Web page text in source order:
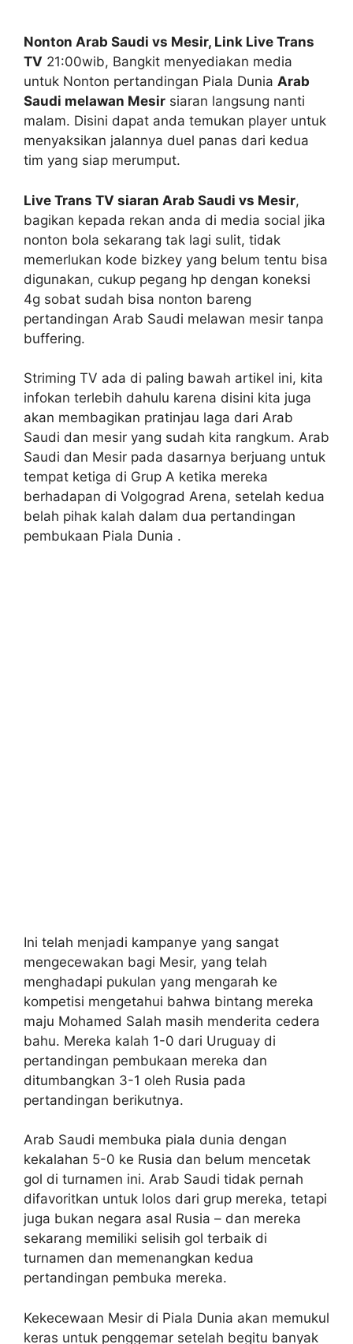
Nonton Arab Saudi vs Mesir, Link Live Trans
TV 21:00wib, Bangkit menyediakan media
untuk Nonton pertandingan Piala Dunia Arab
Saudi melawan Mesir siaran langsung nanti
malam. Disini dapat anda temukan player untuk
menyaksikan jalannya duel panas dari kedua
tim yang siap merumput.
Live Trans TV siaran Arab Saudi vs Mesir,
bagikan kepada rekan anda di media social jika
nonton bola sekarang tak lagi sulit, tidak
memerlukan kode bizkey yang belum tentu bisa
digunakan, cukup pegang hp dengan koneksi
4g sobat sudah bisa nonton bareng
pertandingan Arab Saudi melawan mesir tanpa
buffering.
Striming TV ada di paling bawah artikel ini, kita
infokan terlebih dahulu karena disini kita juga
akan membagikan pratinjau laga dari Arab
Saudi dan mesir yang sudah kita rangkum. Arab
Saudi dan Mesir pada dasarnya berjuang untuk
tempat ketiga di Grup A ketika mereka
berhadapan di Volgograd Arena, setelah kedua
belah pihak kalah dalam dua pertandingan
pembukaan Piala Dunia .
Ini telah menjadi kampanye yang sangat
mengecewakan bagi Mesir, yang telah
menghadapi pukulan yang mengarah ke
kompetisi mengetahui bahwa bintang mereka
maju Mohamed Salah masih menderita cedera
bahu. Mereka kalah 1-0 dari Uruguay di
pertandingan pembukaan mereka dan
ditumbangkan 3-1 oleh Rusia pada
pertandingan berikutnya.
Arab Saudi membuka piala dunia dengan
kekalahan 5-0 ke Rusia dan belum mencetak
gol di turnamen ini. Arab Saudi tidak pernah
difavoritkan untuk lolos dari grup mereka, tetapi
juga bukan negara asal Rusia – dan mereka
sekarang memiliki selisih gol terbaik di
turnamen dan memenangkan kedua
pertandingan pembuka mereka.
Kekecewaan Mesir di Piala Dunia akan memukul
keras untuk penggemar setelah begitu banyak